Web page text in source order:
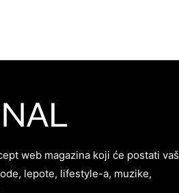
web magazina koji će postati vaš
lepote, lifestyle-a, muzike,